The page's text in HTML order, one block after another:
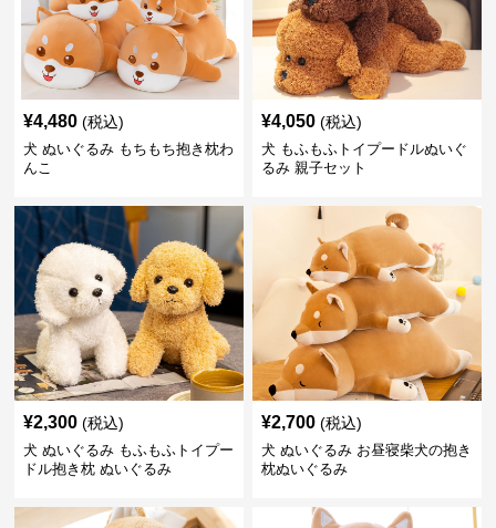
¥4,480 (税込)
犬 ぬいぐるみ もちもち抱き枕わ
んこ
¥4,050 (税込)
犬 もふもふトイプードルぬいぐ
るみ 親子セット
¥2,300 (税込)
犬 ぬいぐるみ もふもふトイプー
ドル抱き枕 ぬいぐるみ
¥2,700 (税込)
犬 ぬいぐるみ お昼寝柴犬の抱き
枕ぬいぐるみ